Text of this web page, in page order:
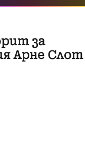
за
Арне Слот